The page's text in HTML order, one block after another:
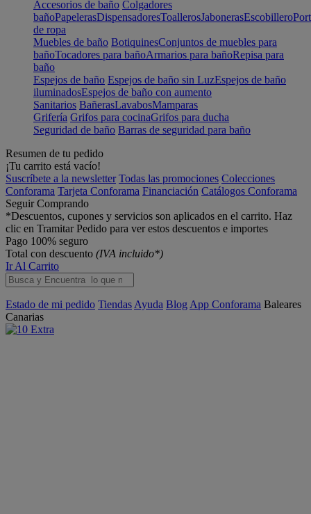
Accesorios de baño Colgadores
bañoPapelerasDispensadoresToallerosJabonerasEscobillero
de ropa
Muebles de baño BotiquinesConjuntos de muebles para
bañoTocadores para bañoArmarios para bañoRepisa para
baño
Espejos de baño Espejos de baño sin LuzEspejos de baño
iluminadosEspejos de baño con aumento
Sanitarios BañerasLavabosMamparas
Grifería Grifos para cocinaGrifos para ducha
Seguridad de baño Barras de seguridad para baño
Resumen de tu pedido
¡Tu carrito está vacío!
Suscríbete a la newsletter Todas las promociones Colecciones
Conforama Tarjeta Conforama Financiación Catálogos Conforama
Seguir Comprando
*Descuentos, cupones y servicios son aplicados en el carrito. Haz
clic en Tramitar Pedido para ver estos descuentos e importes
Pago 100% seguro
Total con descuento (IVA incluido*)
Ir Al Carrito
Estado de mi pedido Tiendas Ayuda Blog App Conforama Baleares
Canarias